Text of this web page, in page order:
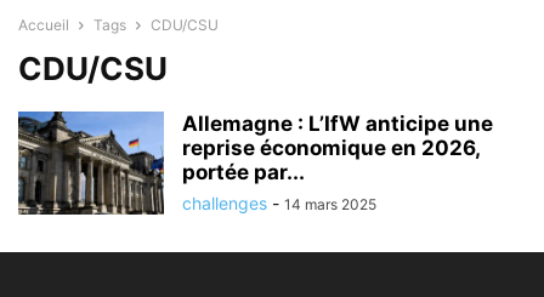
Accueil Tags CDU/CSU
CDU/CSU
Allemagne : L’IfW anticipe une
reprise économique en 2026,
portée par...
challenges - 14 mars 2025